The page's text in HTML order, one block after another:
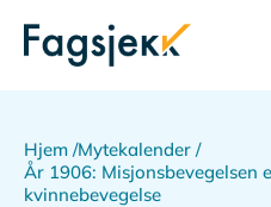
Hjem /Mytekalender /
År 1906: Misjonsbevegelsen
kvinnebevegelse